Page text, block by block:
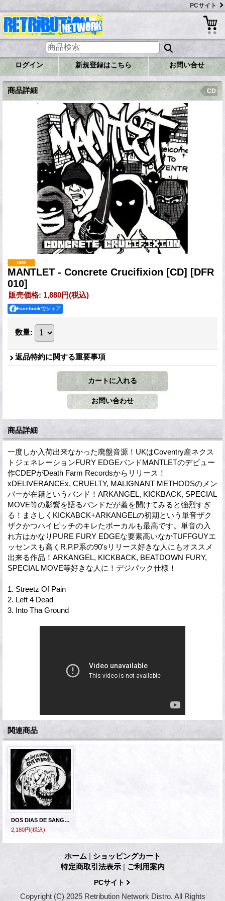
PCサイト
ログイン 新規登録はこちら お問い合せ
商品詳細 CD
MANTLET - Concrete Crucifixion [CD] [DFR
010]
販売価格: 1,880円(税込)
Facebookでシェア
数量:
返品特約に関する重要事項
商品詳細
一度しか入荷出来なかった廃盤音源！UKはCoventry⁣産ネクス
トジェネレーションFURY EDGEバンドMANTLETのデビュー
作CDEPがDeath Farm Recordsからリリース！
xDELIVERANCEx, CRUELTY, MALIGNANT METHODSのメン
バーが在籍というバンド！ARKANGEL, KICKBACK, SPECIAL
MOVE等の影響を語るバンドだが蓋を開けてみると強烈すぎ
る！まさしくKICKABCK+ARKANGELの初期という単音ザク
ザクかつハイピッチのキレたボーカルも最高です。単音の入
れ方はかなりPURE FURY EDGEな要素高いなかTUFFGUYエ
ッセンスも高くR.P.P系の90'sリリース好きな人にもオススメ
出来る作品！ARKANGEL, KICKBACK, BEATDOWN FURY,
SPECIAL MOVE等好きな人に！デジパック仕様！
1. Streetz Of Pain
2. Left 4 Dead
3. Into Tha Ground
関連商品
DOS DIAS DE SANGRE / GIVE EM BLOOD - Split [CD]
2,180円(税込)
ホーム | ショッピングカート
特定商取引法表示 | ご利用案内
PCサイト
Copyright (C) 2025 Retribution Network Distro. All Rights